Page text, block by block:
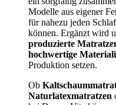
Modelle aus eigener
für nahezu jeden
können. Ergänzt wird
produzierte
hochwertige
Produktion setzen.
Ob
Naturlatexmatratzen